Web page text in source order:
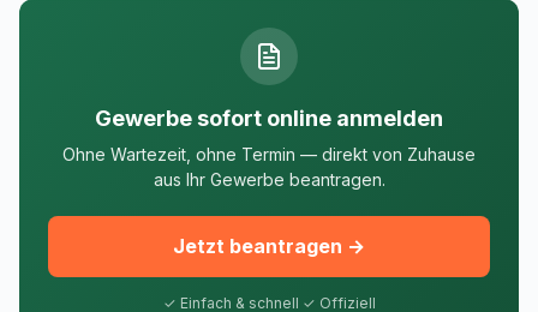
Gewerbe sofort online anmelden
Ohne Wartezeit, ohne Termin — direkt von Zuhause
aus Ihr Gewerbe beantragen.
Jetzt beantragen →
✓ Einfach & schnell ✓ Offiziell